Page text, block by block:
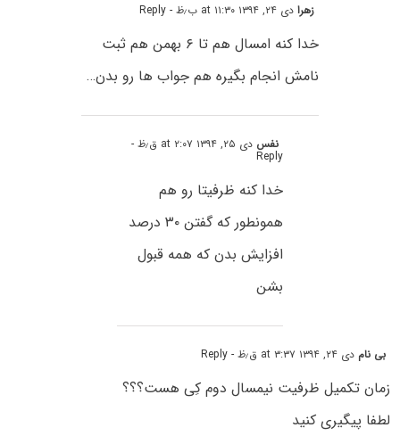
زهرادی ۲۴, ۱۳۹۴ at ۱۱:۳۰ ب٫ظ - Reply
خدا کنه امسال هم تا ۶ بهمن هم ثبت
نامش انجام بگیره هم جواب ها رو بدن…
نفس دی ۲۵, ۱۳۹۴ at ۲:۰۷ ق٫ظ -
Reply
خدا کنه ظرفیتا رو هم
همونطور که گفتن ۳۰ درصد
افزایش بدن که همه قبول
بشن
بی نام دی ۲۴, ۱۳۹۴ at ۳:۳۷ ق٫ظ - Reply
زمان تکمیل ظرفیت نیمسال دوم کِی هست؟؟؟
لطفا پیگیری کنید